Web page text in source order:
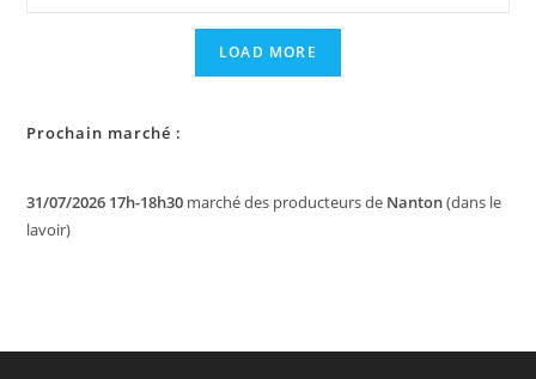
OXYGÈNE,
Au
LOAD MORE
Prochain marché :
31/07/2026 17h-18h30 marché des producteurs de Nanton(dans le
lavoir)